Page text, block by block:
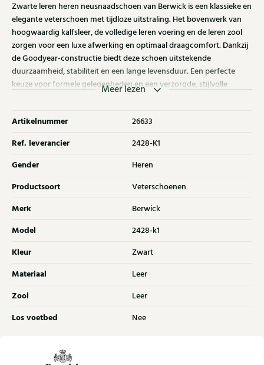
Zwarte leren heren neusnaadschoen van Berwick is een klassieke en
elegante veterschoen met tijdloze uitstraling. Het bovenwerk van
hoogwaardig kalfsleer, de volledige leren voering en de leren zool
zorgen voor een luxe afwerking en optimaal draagcomfort. Dankzij
de Goodyear-constructie biedt deze schoen uitstekende
duurzaamheid, stabiliteit en een lange levensduur. Een perfecte
keuze voor formele gelegenheden en een verzorgde, stijlvolle
Meer lezen
Artikelnummer 26633
Ref. leverancier 2428-K1
Gender Heren
Productsoort Veterschoenen
Merk Berwick
Model 2428-k1
Kleur Zwart
Materiaal Leer
Zool Leer
Los voetbed Nee